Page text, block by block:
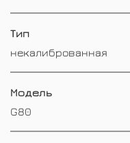
Тип
некалиброванная
Модель
G80